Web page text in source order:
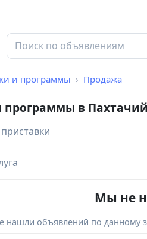
и программы Продажа
программы в
Мы не
объявлений по данному